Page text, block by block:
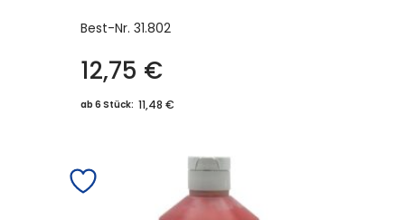
Best-Nr. 31.802
12,75 €
ab 6 Stück: 11,48 €